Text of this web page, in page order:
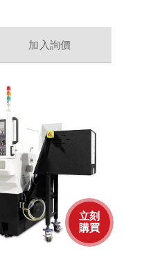
加入詢價